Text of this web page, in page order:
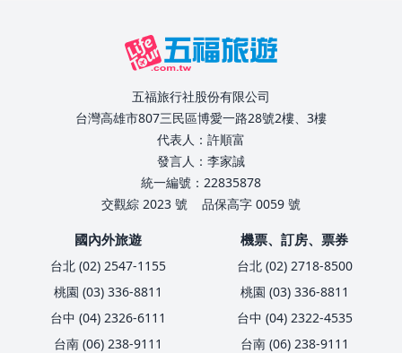
五福旅行社股份有限公司
台灣高雄市807三民區博愛一路28號2樓、3樓
代表人：許順富
發言人：李家誠
統一編號：22835878
交觀綜 2023 號
品保高字 0059 號
國內外旅遊
台北 (02) 2547-1155
桃園 (03) 336-8811
台中 (04) 2326-6111
台南 (06) 238-9111
機票、訂房、票券
台北 (02) 2718-8500
桃園 (03) 336-8811
台中 (04) 2322-4535
台南 (06) 238-9111